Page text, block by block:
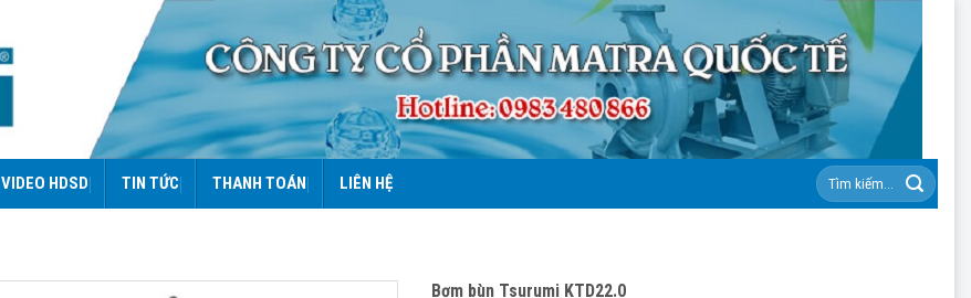
VIDEO HDSD TIN TỨC THANH TOÁN LIÊN HỆ
Tìm
kiếm:
Bơm bùn Tsurumi KTD22.0